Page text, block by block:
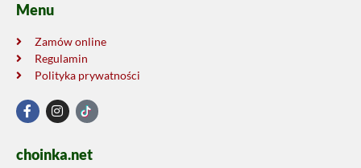
Menu
Zamów online
Regulamin
Polityka prywatności
choinka.net